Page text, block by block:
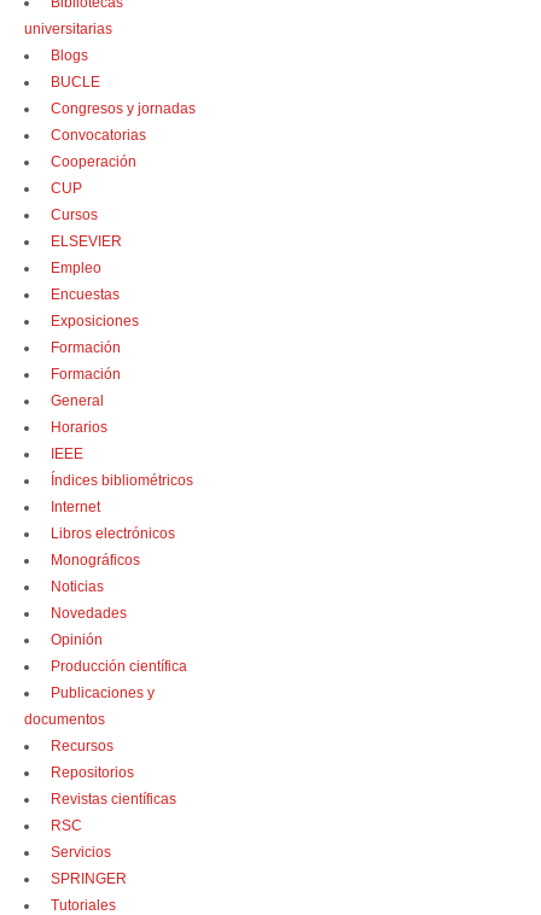
universitarias
Blogs
BUCLE
Congresos y jornadas
Convocatorias
Cooperación
CUP
Cursos
ELSEVIER
Empleo
Encuestas
Exposiciones
Formación
Formación
General
Horarios
IEEE
Índices bibliométricos
Internet
Libros electrónicos
Monográficos
Noticias
Novedades
Opinión
Producción científica
Publicaciones y
documentos
Recursos
Repositorios
Revistas científicas
RSC
Servicios
SPRINGER
Tutoriales